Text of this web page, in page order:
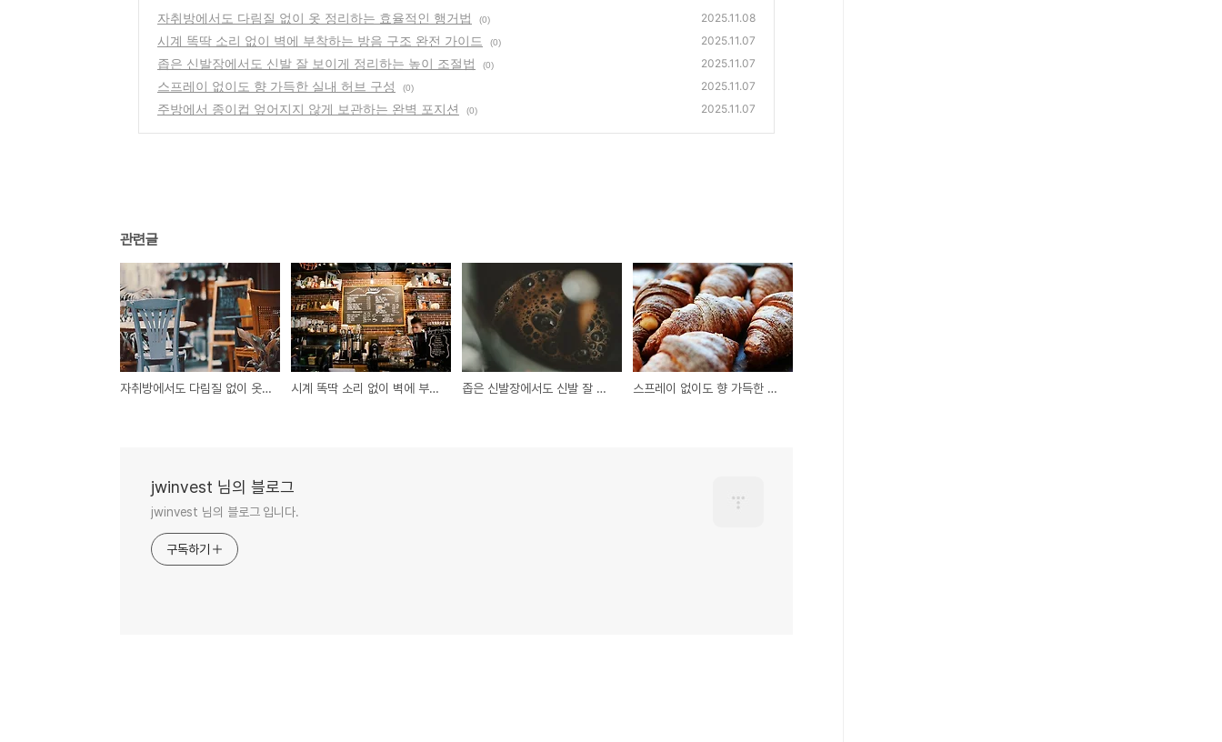
자취방에서도 다림질 없이 옷 정리하는 효율적인 행거법 (0) 2025.11.08
시계 똑딱 소리 없이 벽에 부착하는 방음 구조 완전 가이드 (0) 2025.11.07
좁은 신발장에서도 신발 잘 보이게 정리하는 높이 조절법 (0) 2025.11.07
스프레이 없이도 향 가득한 실내 허브 구성 (0) 2025.11.07
주방에서 종이컵 엎어지지 않게 보관하는 완벽 포지션 (0) 2025.11.07
관련글
자취방에서도 다림질 없이 옷 정리하는 효율적인 행거법 시계 똑딱 소리 없이 벽에 부착하는 방음 구조 완전 가이드 좁은 신발장에서도 신발 잘 보이게 정리하는 높이 조절법 스프레이 없이도 향 가득한 실내 허브 구성
jwinvest 님의 블로그
jwinvest 님의 블로그 입니다.
구독하기